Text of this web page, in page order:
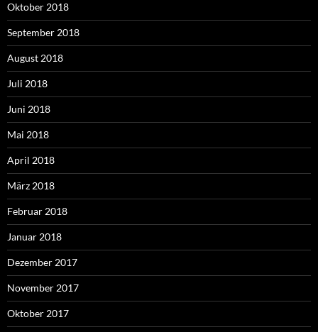
Oktober 2018
September 2018
August 2018
Juli 2018
Juni 2018
Mai 2018
April 2018
März 2018
Februar 2018
Januar 2018
Dezember 2017
November 2017
Oktober 2017